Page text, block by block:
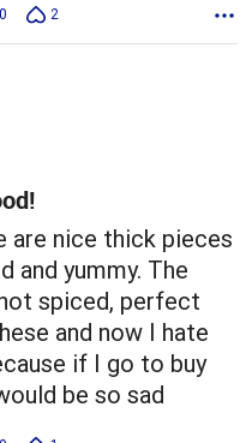
0 2
are nice thick pieces
and yummy. The
spiced, perfect
and now I hate
if I go to buy
be so sad